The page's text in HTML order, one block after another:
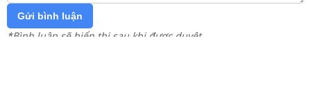
Gửi bình luận
*Bình luận sẽ hiển thị sau khi được duyệt